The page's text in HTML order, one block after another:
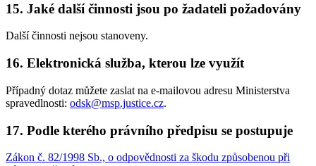
15. Jaké další činnosti jsou po žadateli požadovány
Další činnosti nejsou stanoveny.
16. Elektronická služba, kterou lze využít
Případný dotaz můžete zaslat na e-mailovou adresu Ministerstva
spravedlnosti: odsk@msp.justice.cz.
17. Podle kterého právního předpisu se postupuje
Zákon č. 82/1998 Sb., o odpovědnosti za škodu způsobenou při